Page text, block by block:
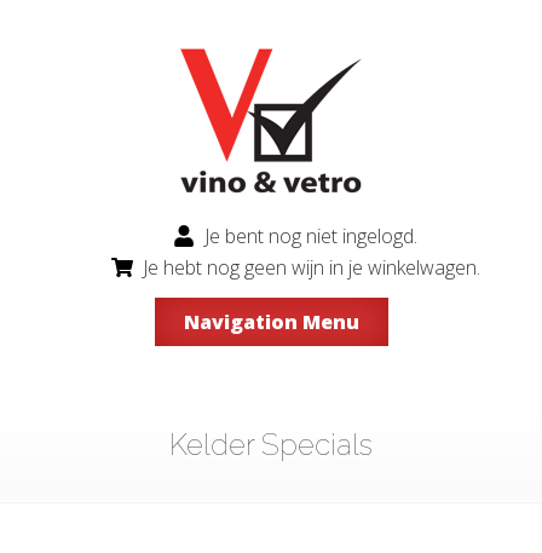
Je bent nog niet ingelogd.
Je hebt nog geen wijn in je winkelwagen.
Navigation Menu
Kelder Specials